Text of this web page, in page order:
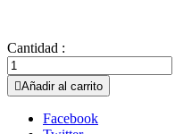
Cantidad :
Añadir al carrito
Facebook